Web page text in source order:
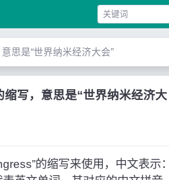
思是“世界纳米经济大会”
写，意思是“世界纳米经济大
的缩写来使用，中文表示：